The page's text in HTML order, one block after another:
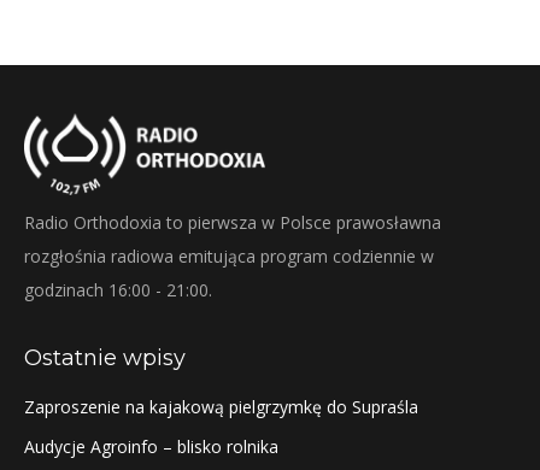
Radio Orthodoxia to pierwsza w Polsce prawosławna
rozgłośnia radiowa emitująca program codziennie w
godzinach 16:00 - 21:00.
Ostatnie wpisy
Zaproszenie na kajakową pielgrzymkę do Supraśla
Audycje Agroinfo – blisko rolnika